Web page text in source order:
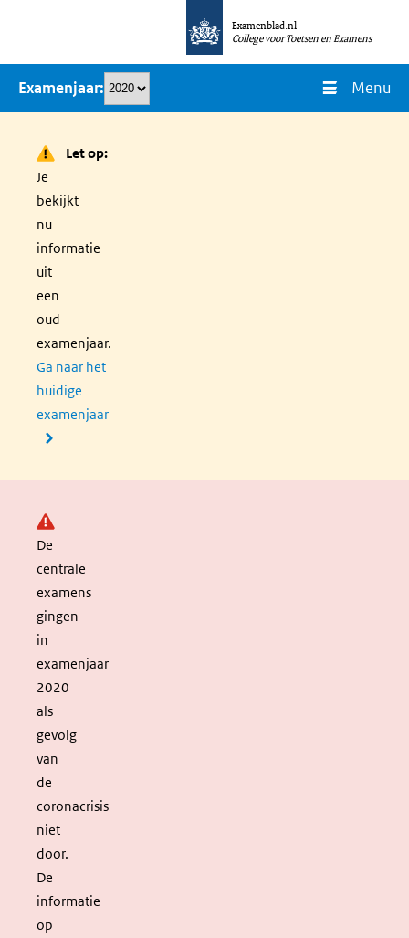
naar
inhoud
Examenblad.nl
College voor Toetsen en Examens
Examenjaar Menu
Let op:
Je
bekijkt
nu
informatie
uit
een
oud
examenjaar.
Ga naar het
huidige
examenjaar
De
centrale
examens
gingen
in
examenjaar
2020
als
gevolg
van
de
coronacrisis
niet
door.
De
informatie
op